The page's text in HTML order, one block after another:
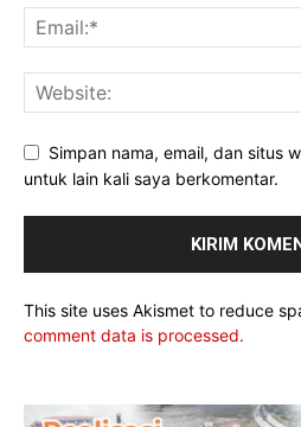
Simpan nama, email, dan situs
untuk lain kali saya berkomentar.
This site uses Akismet to reduce
comment data is processed.